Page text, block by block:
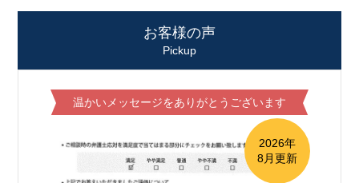
お客様の声
Pickup
温かいメッセージをありがとうございます
2026年
8月更新